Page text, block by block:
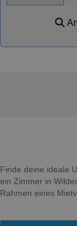
Finde deine ideale
ein Zimmer in
Rahmen eines